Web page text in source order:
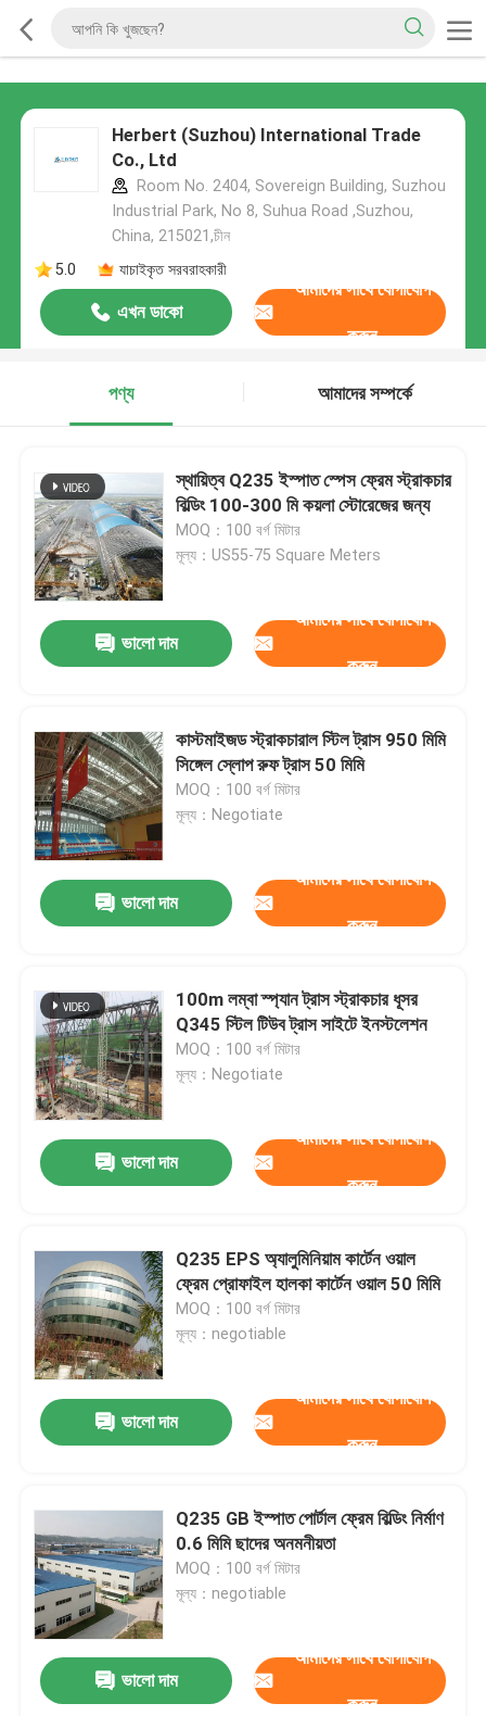
Herbert (Suzhou) International Trade
Co., Ltd
Room No. 2404, Sovereign Building, Suzhou
Industrial Park, No 8, Suhua Road ,Suzhou,
China, 215021,চীন
5.0
যাচাইকৃত সরবরাহকারী
এখন ডাকো
আমাদের সাথে যোগাযোগ
করুন
পণ্য আমাদের সম্পর্কে
স্থায়িত্ব Q235 ইস্পাত স্পেস ফ্রেম স্ট্রাকচার
বিল্ডিং 100-300 মি কয়লা স্টোরেজের জন্য
MOQ：100 বর্গ মিটার
মূল্য：US55-75 Square Meters
ভালো দাম
আমাদের সাথে যোগাযোগ
করুন
কাস্টমাইজড স্ট্রাকচারাল স্টিল ট্রাস 950 মিমি
সিঙ্গেল স্লোপ রুফ ট্রাস 50 মিমি
MOQ：100 বর্গ মিটার
মূল্য：Negotiate
ভালো দাম
আমাদের সাথে যোগাযোগ
করুন
100m লম্বা স্প্যান ট্রাস স্ট্রাকচার ধূসর
Q345 স্টিল টিউব ট্রাস সাইটে ইনস্টলেশন
MOQ：100 বর্গ মিটার
মূল্য：Negotiate
ভালো দাম
আমাদের সাথে যোগাযোগ
করুন
Q235 EPS অ্যালুমিনিয়াম কার্টেন ওয়াল
ফ্রেম প্রোফাইল হালকা কার্টেন ওয়াল 50 মিমি
MOQ：100 বর্গ মিটার
মূল্য：negotiable
ভালো দাম
আমাদের সাথে যোগাযোগ
করুন
Q235 GB ইস্পাত পোর্টাল ফ্রেম বিল্ডিং নির্মাণ
0.6 মিমি ছাদের অনমনীয়তা
MOQ：100 বর্গ মিটার
মূল্য：negotiable
ভালো দাম
আমাদের সাথে যোগাযোগ
করুন